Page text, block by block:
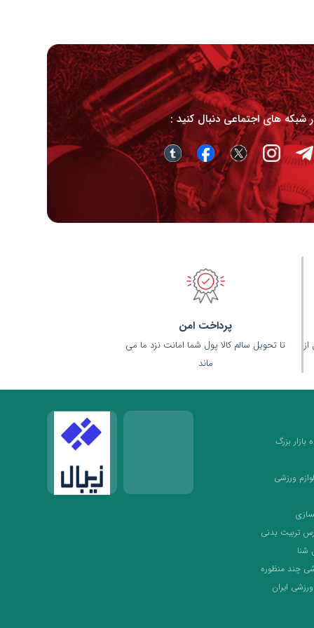
شبکه های اجتماعی دنبال کنید :
از
پرداخت امن
تا تحویل سالم کالا پول شما امانت نزد ما می
ماند
بزرگ
ورزشی
تربیت بدنی
شنا
چند منظوره
ایران